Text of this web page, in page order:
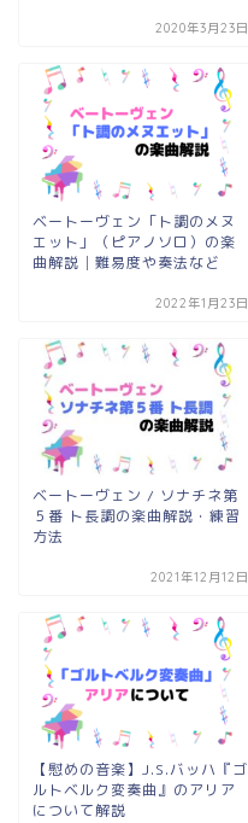
2020年3月23日
ベートーヴェン「ト調のメヌ
エット」（ピアノソロ）の楽
曲解説│難易度や奏法など
2022年1月23日
ベートーヴェン / ソナチネ第
５番 ト長調の楽曲解説・練習
方法
2021年12月12日
【慰めの音楽】J.S.バッハ『ゴ
ルトベルク変奏曲』のアリア
について解説